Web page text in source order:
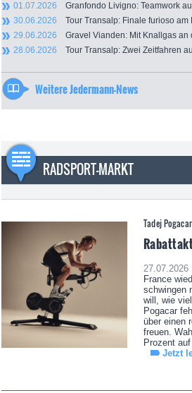
01.07.2026 Granfondo Livigno: Teamwork
30.06.2026 Tour Transalp: Finale furioso am
29.06.2026 Gravel Vianden: Mit Knallgas an
28.06.2026 Tour Transalp: Zwei Zeitfahren
Weitere Jedermann-News
RADSPORT-MARKT
Tadej
27.07.2026
France
schwingen
will, wie
Pogacar
über einen
freuen.
Prozent
Jetzt